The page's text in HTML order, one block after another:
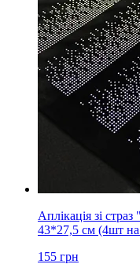
Аплікація зі
43*27,5 см (4шт на
155 грн